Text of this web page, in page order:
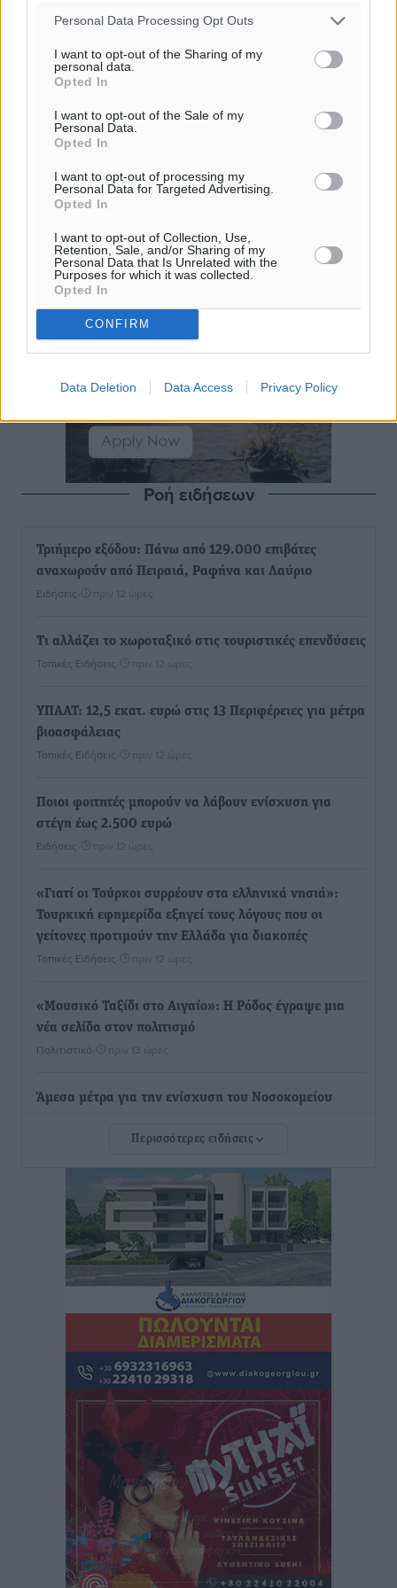
Personal Data Processing Opt Outs
I want to opt-out of the Sharing of my
personal data.
Opted In
I want to opt-out of the Sale of my
Personal Data.
Opted In
I want to opt-out of processing my
Personal Data for Targeted Advertising.
Opted In
I want to opt-out of Collection, Use,
Retention, Sale, and/or Sharing of my
Personal Data that Is Unrelated with the
Purposes for which it was collected.
Opted In
CONFIRM
Data Deletion Data Access Privacy Policy
Ροή ειδήσεων
Τριήμερο εξόδου: Πάνω από 129.000 επιβάτες
αναχωρούν από Πειραιά, Ραφήνα και Λαύριο
Ειδήσεις πριν 12 ώρες
Τι αλλάζει το χωροταξικό στις τουριστικές επενδύσεις
Τοπικές Ειδήσεις πριν 12 ώρες
ΥΠΑΑΤ: 12,5 εκατ. ευρώ στις 13 Περιφέρειες για μέτρα
βιοασφάλειας
Τοπικές Ειδήσεις πριν 12 ώρες
Ποιοι φοιτητές μπορούν να λάβουν ενίσχυση για
στέγη έως 2.500 ευρώ
Ειδήσεις πριν 12 ώρες
«Γιατί οι Τούρκοι συρρέουν στα ελληνικά νησιά»:
Τουρκική εφημερίδα εξηγεί τους λόγους που οι
γείτονες προτιμούν την Ελλάδα για διακοπές
Τοπικές Ειδήσεις πριν 12 ώρες
«Μουσικό Ταξίδι στο Αιγαίο»: Η Ρόδος έγραψε μια
νέα σελίδα στον πολιτισμό
Πολιτιστικά πριν 13 ώρες
Άμεσα μέτρα για την ενίσχυση του Νοσοκομείου
ανακοίνωσε ο Άδωνις Γεωργιάδης
Iατρικός Σύλλογος Ροδου προς Α. Γεωργιάδη:
Στρατηγικές Προτάσεις για την Ενίσχυση της
Δημόσιας Υγείας στη Νησιωτική Ελλάδα και στα
Νοσοκομεία της Γ΄ Ζώνης
πριν 13 ώρες
Πάνθηρες: Ξεκίνησαν αισιόδοξοι για την παρθενική
“πτήση” τους
Αθλητικά πριν 13 ώρες
Άρης Αρχαγγέλου: Στο πλευρό του άτυχου Ιάκωβου
πριν 13 ώρες
Φοίβος: Η μεγάλη επιστροφή του Μπρένο Σαλβατιέρα
Αθλητικά• πριν 13 ώρες
Περισσότερες ειδήσεις